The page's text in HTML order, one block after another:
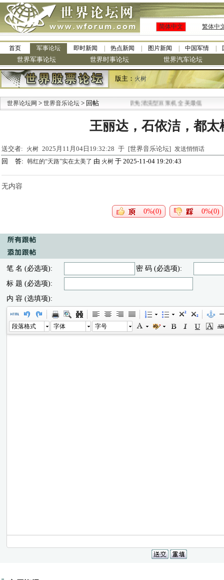
简体中文 繁体中
首页 军事论坛 即时新闻 热点新闻 图片新闻 中国军情
世界军事论坛 世界时事论坛 世界汽车论坛
版主： 火树
世界论坛网 > 世界音乐论坛 > 回帖
· 九阳全新免清洗型豆浆机 全美最低
王丽达，石依洁，都太
送交者: 火树 2025月11月04日19:32:28 于 [世界音乐论坛] 发送悄悄话
回 答: 韩红的“天路”实在太美了 由 火树 于 2025-11-04 19:20:43
无内容
0%(0) 0%(0)
笔 名 (必选项):
密 码 (必选项):
标 题 (必选项):
内 容 (选填项):
段落格式 字体 字号